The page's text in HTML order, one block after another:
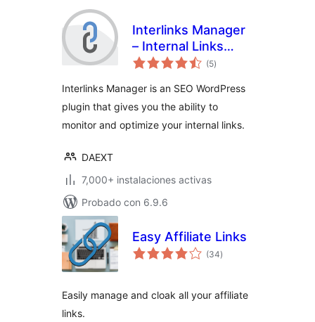
Interlinks Manager
– Internal Links
Optimizer
(5total
de
)
Interlinks Manager is an SEO WordPress
plugin that gives you the ability to
monitor and optimize your internal links.
DAEXT
7,000+ instalaciones activas
Probado con 6.9.6
Easy Affiliate Links
(34total
de
)
Easily manage and cloak all your affiliate
links.